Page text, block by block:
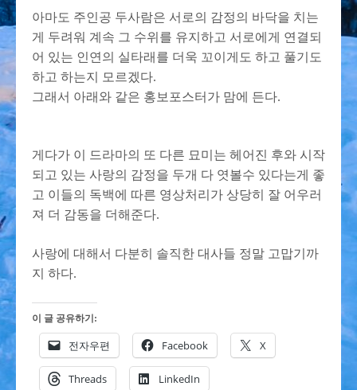
아마도 주인공 두사람은 서로의 감정의 바닥을 치는
게 두려워 계속 그 수위를 유지하고 서로에게 연결되
어 있는 인연의 실타래를 더욱 꼬이게도 하고 풀기도
하고 하는지 모르겠다.
그래서 아래와 같은 홍보포스터가 맘에 든다.
게다가 이 드라마의 또 다른 묘미는 헤어진 후와 시작
되고 있는 사랑의 감정을 두개 다 엿볼수 있다는게 좋
고 이들의 독백에 따른 영상처리가 상당히 잘 어우러
져 더 감동을 더해준다.
사랑에 대해서 다분히 솔직한 대사들 정말 고맙기까
지 하다.
이 글 공유하기:
전자우편 Facebook X
Threads LinkedIn